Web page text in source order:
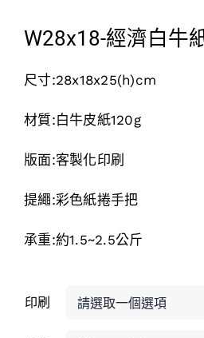
W28x18-經濟白牛
尺寸:28x18x25(h)cm
材質:白牛皮紙120g
版面:客製化印刷
提繩:彩色紙捲手把
承重:約1.5~2.5公斤
印刷